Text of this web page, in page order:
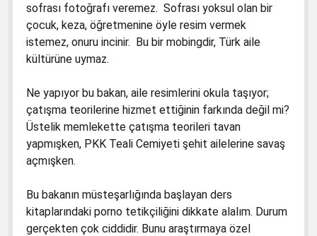
sofrası fotoğrafı veremez. Sofrası yoksul olan bir
çocuk, keza, öğretmenine öyle resim vermek
istemez, onuru incinir. Bu bir mobingdir, Türk aile
kültürüne uymaz.
Ne yapıyor bu bakan, aile resimlerini okula taşıyor;
çatışma teorilerine hizmet ettiğinin farkında değil mi?
Üstelik memlekette çatışma teorileri tavan
yapmışken, PKK Teali Cemiyeti şehit ailelerine savaş
açmışken.
Bu bakanın müsteşarlığında başlayan ders
kitaplarındaki porno tetikçiliğini dikkate alalım. Durum
gerçekten çok ciddidir. Bunu araştırmaya özel